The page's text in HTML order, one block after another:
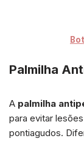
Palmilha
A palmilha
para evitar
pontiagudos.